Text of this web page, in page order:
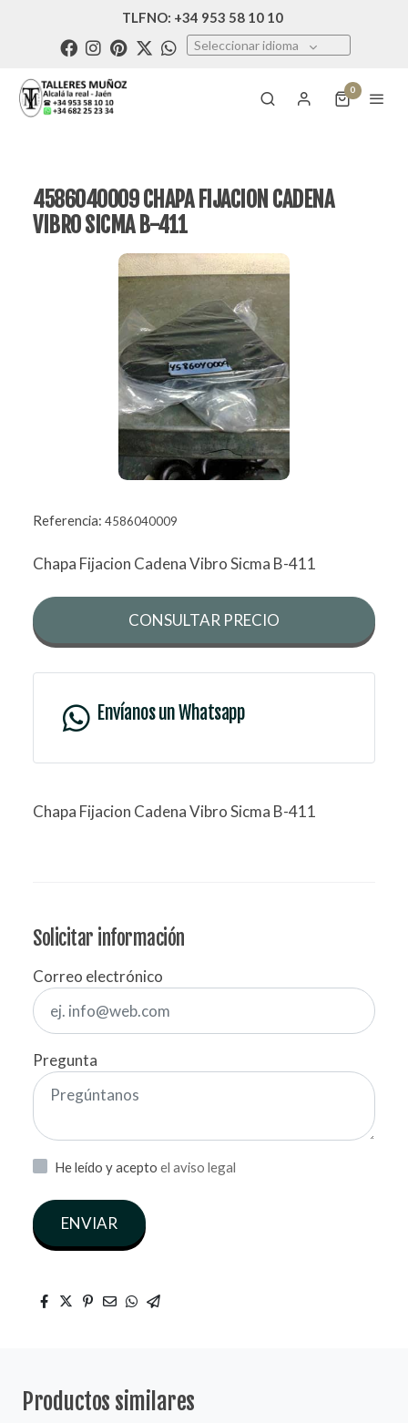
TLFNO: +34 953 58 10 10
Seleccionar idioma
0
4586040009 CHAPA FIJACION CADENA
VIBRO SICMA B-411
Referencia: 4586040009
Chapa Fijacion Cadena Vibro Sicma B-411
CONSULTAR PRECIO
Envíanos un Whatsapp
Chapa Fijacion Cadena Vibro Sicma B-411
Solicitar información
Correo electrónico
Pregunta
He leído y acepto el aviso legal
ENVIAR
Productos similares